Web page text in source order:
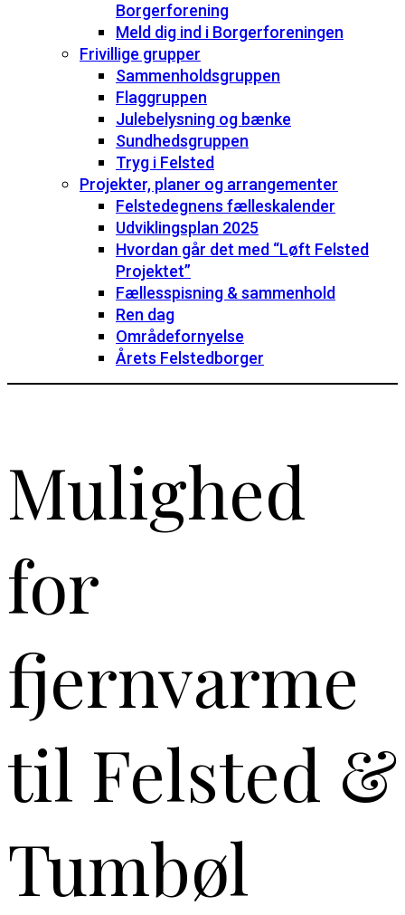
Borgerforening
Meld dig ind i Borgerforeningen
Frivillige grupper
Sammenholdsgruppen
Flaggruppen
Julebelysning og bænke
Sundhedsgruppen
Tryg i Felsted
Projekter, planer og arrangementer
Felstedegnens fælleskalender
Udviklingsplan 2025
Hvordan går det med “Løft Felsted
Projektet”
Fællesspisning & sammenhold
Ren dag
Områdefornyelse
Årets Felstedborger
Mulighed
for
fjernvarme
til Felsted &
Tumbøl